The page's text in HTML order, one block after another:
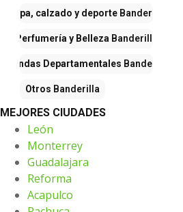
Ropa, calzado y deporteBanderilla
Perfumería y Belleza Banderilla
Tiendas Departamentales Banderilla
Otros Banderilla
MEJORES CIUDADES
León
Monterrey
Guadalajara
Reforma
Acapulco